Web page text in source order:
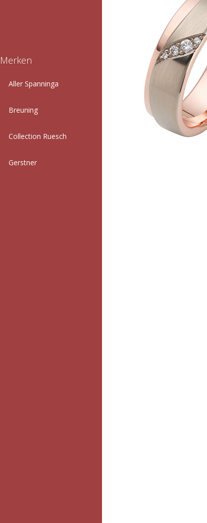
Merken
Aller Spanninga
Breuning
Collection Ruesch
Gerstner